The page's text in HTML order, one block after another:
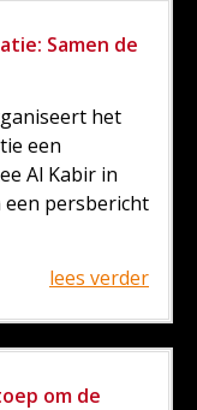
Samen de
het
een
Al Kabir in
een persbericht
lees verder
om de